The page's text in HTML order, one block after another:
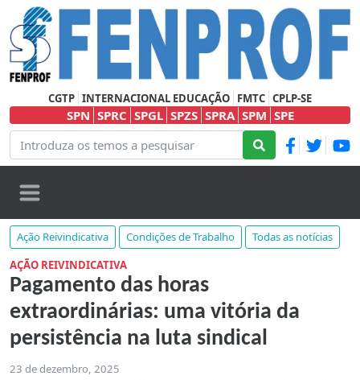
CGTP INTERNACIONAL EDUCAÇÃO FMTC CPLP-SE
SPN SPRC SPGL SPZS SPRA SPM SPE
Ação Reivindicativa Condições de Trabalho
Todas as notícias
AÇÃO REIVINDICATIVA
Pagamento das horas
extraordinárias: uma vitória da
persistência na luta sindical
23 de dezembro, 2025